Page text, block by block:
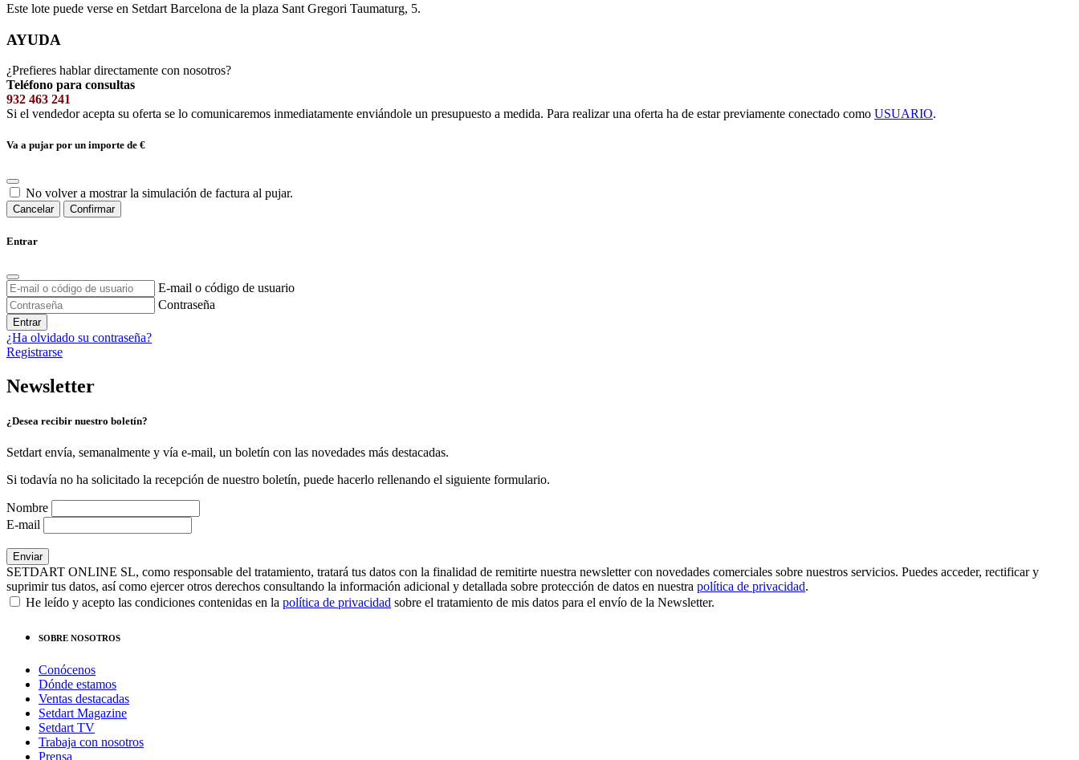
Este lote puede verse en Setdart Barcelona de la plaza Sant Gregori Taumaturg, 5.
AYUDA
¿Prefieres hablar directamente con nosotros?
Teléfono para consultas
932 463 241
Si el vendedor acepta su oferta se lo comunicaremos inmediatamente enviándole un presupuesto a medida. Para realizar una oferta ha de estar previamente conectado como USUARIO.
Va a pujar por un importe de €
No volver a mostrar la simulación de factura al pujar.
Cancelar Confirmar
Entrar
E-mail o código de usuario
Contraseña
Entrar
¿Ha olvidado su contraseña?
Registrarse
Newsletter
¿Desea recibir nuestro boletín?
Setdart envía, semanalmente y vía e-mail, un boletín con las novedades más destacadas.
Si todavía no ha solicitado la recepción de nuestro boletín, puede hacerlo rellenando el siguiente formulario.
Nombre
E-mail
SETDART ONLINE SL, como responsable del tratamiento, tratará tus datos con la finalidad de remitirte nuestra newsletter con novedades comerciales sobre nuestros servicios. Puedes acceder, rectificar y
suprimir tus datos, así como ejercer otros derechos consultando la información adicional y detallada sobre protección de datos en nuestra política de privacidad.
He leído y acepto las condiciones contenidas en la política de privacidad sobre el tratamiento de mis datos para el envío de la Newsletter.
SOBRE NOSOTROS
Conócenos
Dónde estamos
Ventas destacadas
Setdart Magazine
Setdart TV
Trabaja con nosotros
Prensa